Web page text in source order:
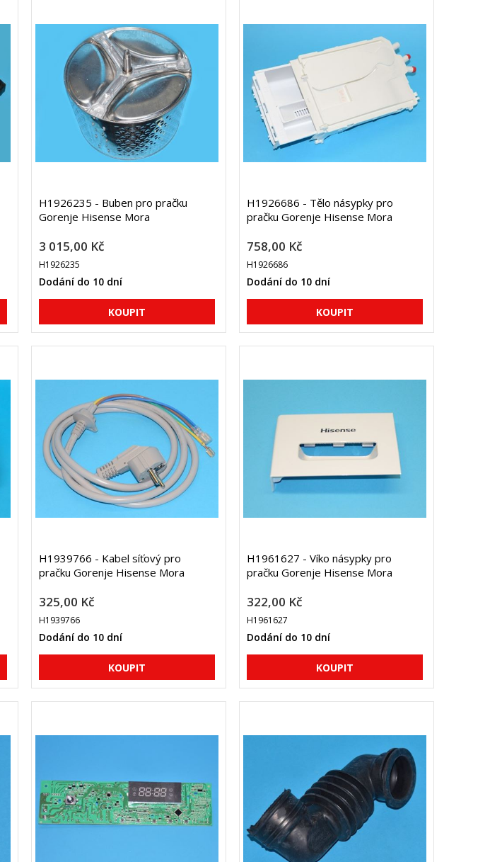
H1926235 - Buben pro pračku
Gorenje Hisense Mora
3 015,00 Kč
H1926235
Dodání do 10 dní
H1926686 - Tělo násypky pro
pračku Gorenje Hisense Mora
758,00 Kč
H1926686
Dodání do 10 dní
H1939766 - Kabel síťový pro
pračku Gorenje Hisense Mora
325,00 Kč
H1939766
Dodání do 10 dní
H1961627 - Víko násypky pro
pračku Gorenje Hisense Mora
322,00 Kč
H1961627
Dodání do 10 dní